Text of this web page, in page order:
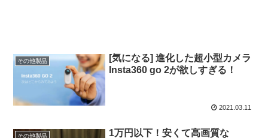
その他製品
[気になる] 進化した超小型カメラ
Insta360 go 2が欲しすぎる！
2021.03.11
その他製品
1万円以下！安くて高画質な